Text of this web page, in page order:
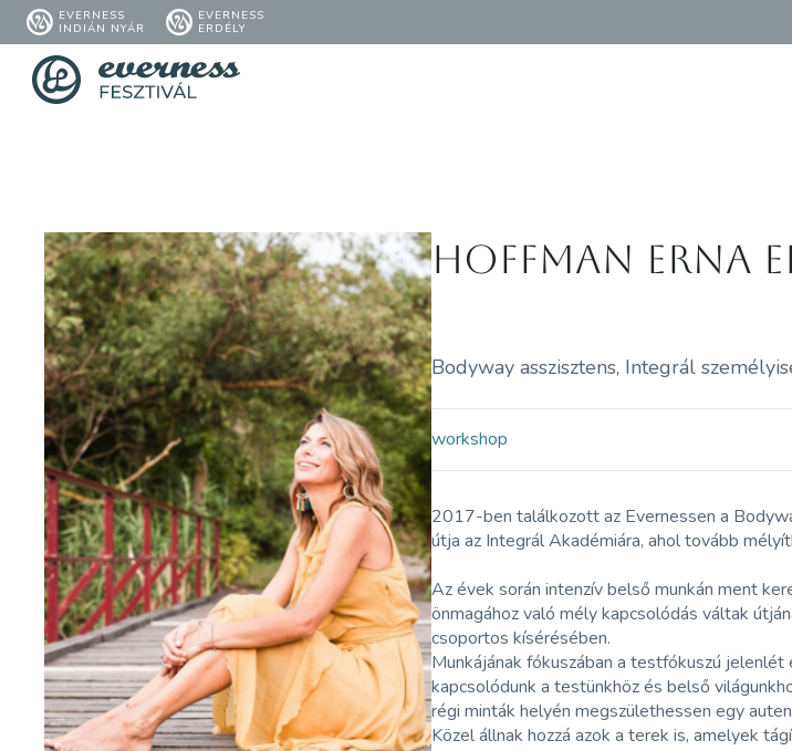
EVERNESS
INDIÁN NYÁR
EVERNESS
ERDÉLY
Hoffman Erna
Bodyway asszisztens, Integrál
workshop
2017-ben találkozott az Evernessen a
útja az Integrál Akadémiára, ahol tovább
Az évek során intenzív belső munkán ment
önmagához való mély kapcsolódás váltak
csoportos kísérésében.
Munkájának fókuszában a testfókuszú
kapcsolódunk a testünkhöz és belső
régi minták helyén megszülethessen egy
Közel állnak hozzá azok a terek is, amelyek